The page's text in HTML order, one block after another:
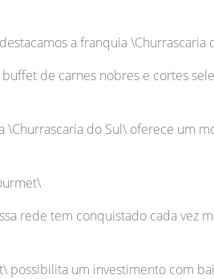
a franquia \Churrascaria
de carnes nobres e cortes
\Churrascaria do Sul\ oferece um
rede tem conquistado cada vez
possibilita um investimento com